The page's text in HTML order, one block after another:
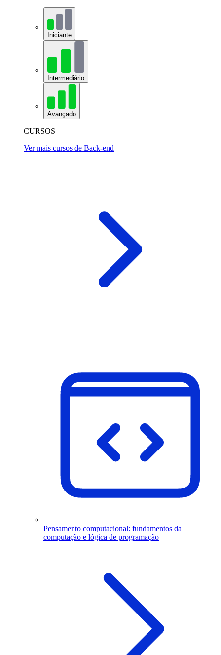
Iniciante
Intermediário
Avançado
CURSOS
Ver mais cursos de Back-end
Pensamento computacional: fundamentos da
computação e lógica de programação